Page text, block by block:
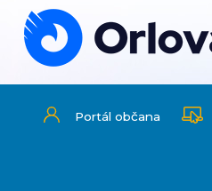
Portál občana